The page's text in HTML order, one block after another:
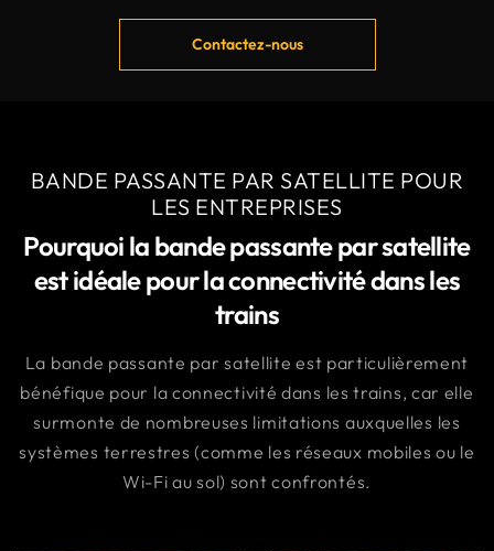
Contactez-nous
BANDE PASSANTE PAR SATELLITE POUR
LES ENTREPRISES
Pourquoi la bande passante par satellite
est idéale pour la connectivité dans les
trains
La bande passante par satellite est particulièrement
bénéfique pour la connectivité dans les trains, car elle
surmonte de nombreuses limitations auxquelles les
systèmes terrestres (comme les réseaux mobiles ou le
Wi-Fi au sol) sont confrontés.